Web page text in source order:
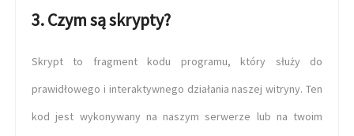
3. Czym są skrypty?
Skrypt to fragment kodu programu, który służy do
prawidłowego i interaktywnego działania naszej witryny. Ten
kod jest wykonywany na naszym serwerze lub na twoim